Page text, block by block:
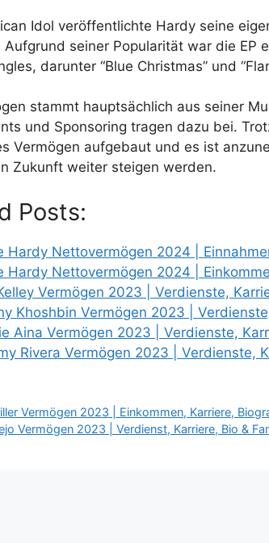
Idol veröffentlichte Hardy seine
Aufgrund seiner Popularität war die EP
darunter “Blue Christmas” und
stammt hauptsächlich aus seiner
und Sponsoring tragen dazu bei.
Vermögen aufgebaut und es ist
Zukunft weiter steigen werden.
Posts:
Hardy Nettovermögen 2024 |
Hardy Nettovermögen 2024 |
Vermögen 2023 | Verdienste,
Khoshbin Vermögen 2023 |
Aina Vermögen 2023 | Verdienste,
Rivera Vermögen 2023 | Verdienste,
Vermögen 2023 | Einkommen, Karriere,
Vermögen 2023 | Verdienst, Karriere, Bio &